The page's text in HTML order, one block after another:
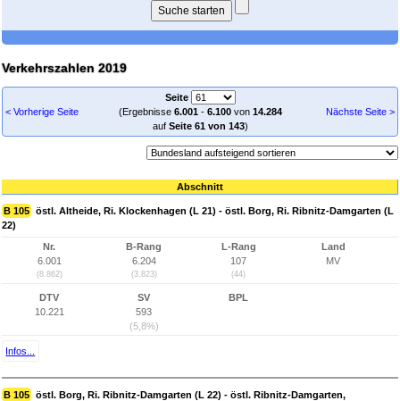
Verkehrszahlen 2019
< Vorherige Seite
Seite
(Ergebnisse 6.001- 6.100von 14.284
auf Seite 61 von 143)
Nächste Seite >
Abschnitt
B 105 östl. Altheide, Ri. Klockenhagen (L 21) - östl. Borg, Ri. Ribnitz-Damgarten (L
22)
Nr.
6.001
(8.862)
B-Rang
6.204
(3.823)
L-Rang
107
(44)
Land
MV
DTV
10.221
SV
593
(5,8%)
BPL
Infos...
B 105 östl. Borg, Ri. Ribnitz-Damgarten (L 22) - östl. Ribnitz-Damgarten,